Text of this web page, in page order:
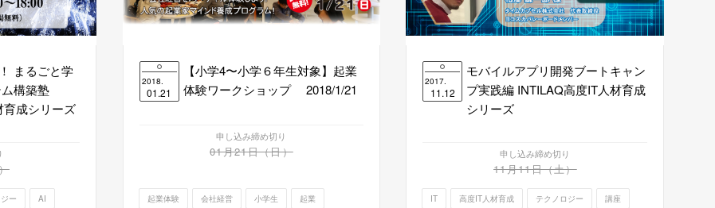
まるごと学
ム構築塾
育成シリーズ
ー AI
2018.
01.21
【小学4〜小学６年生対象】起業
体験ワークショップ 2018/1/21
申し込み締め切り
01月21日（日）
起業体験 会社経営 小学生 起業
2017.
11.12
モバイルアプリ開発ブートキャン
プ実践編 INTILAQ高度IT人材育成
シリーズ
申し込み締め切り
11月11日（土）
IT 高度IT人材育成 テクノロジー 講座